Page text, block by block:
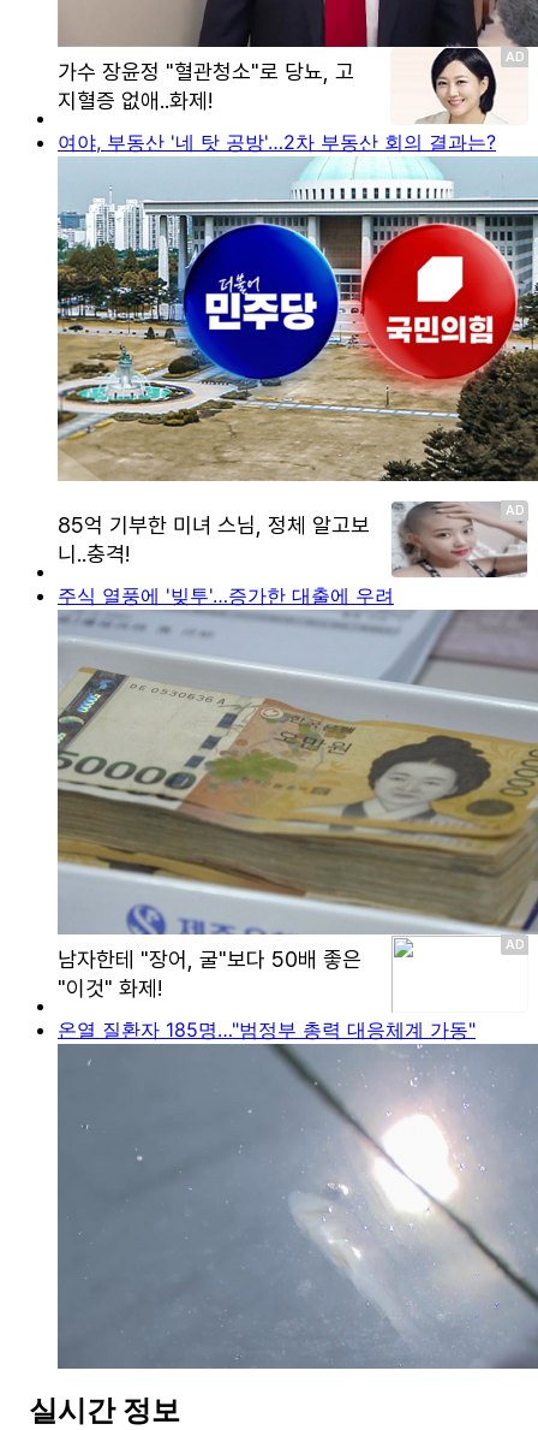
여야, 부동산 '네 탓 공방'…2차 부동산 회의 결과는?
주식 열풍에 '빚투'…증가한 대출에 우려
온열 질환자 185명…"범정부 총력 대응체계 가동"
실시간 정보